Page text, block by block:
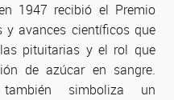
1947 recibió el Premio
y avances científicos que
pituitarias y el rol que
de azúcar en sangre.
simboliza un